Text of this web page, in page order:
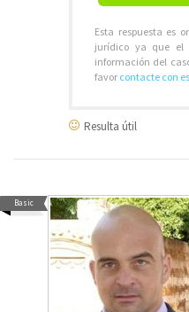
Esta respuesta es
jurídico ya que el
información del
favor contacte con
Resulta útil
Basic